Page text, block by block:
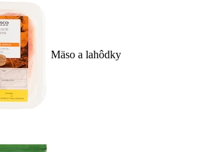
Mäso a lahôdky